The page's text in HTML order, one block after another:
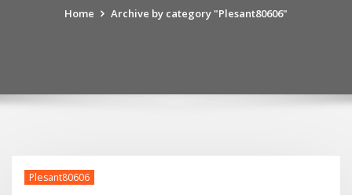
Home Archive by category "Plesant80606"
Plesant80606